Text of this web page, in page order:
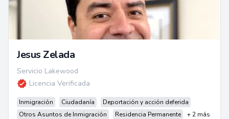
Jesus Zelada
Servicio Lakewood
Licencia Verificada
Inmigración Ciudadanía
Deportación y acción deferida
Otros Asuntos de Inmigración
Residencia Permanente + 2 más